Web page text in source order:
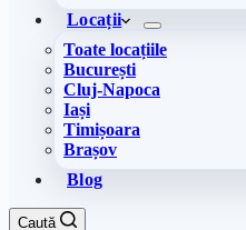
Locații
Toate locațiile
București
Cluj-Napoca
Iași
Timișoara
Brașov
Blog
Caută